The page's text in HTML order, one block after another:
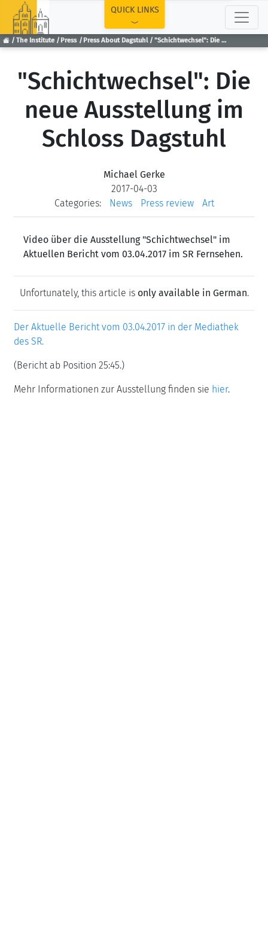
The Institute Press Press About Dagstuhl "Schichtwechsel": Die neue Ausstellung im Schloss Dagstuhl
QUICK LINKS
"Schichtwechsel": Die
neue Ausstellung im
Schloss Dagstuhl
Michael Gerke
2017-04-03
Categories:
News Press review Art
Video über die Ausstellung "Schichtwechsel" im
Aktuellen Bericht vom 03.04.2017 im SR Fernsehen.
Unfortunately, this article is only available in German.
Der Aktuelle Bericht vom 03.04.2017 in der Mediathek
des SR.
(Bericht ab Position 25:45.)
Mehr Informationen zur Ausstellung finden sie hier.